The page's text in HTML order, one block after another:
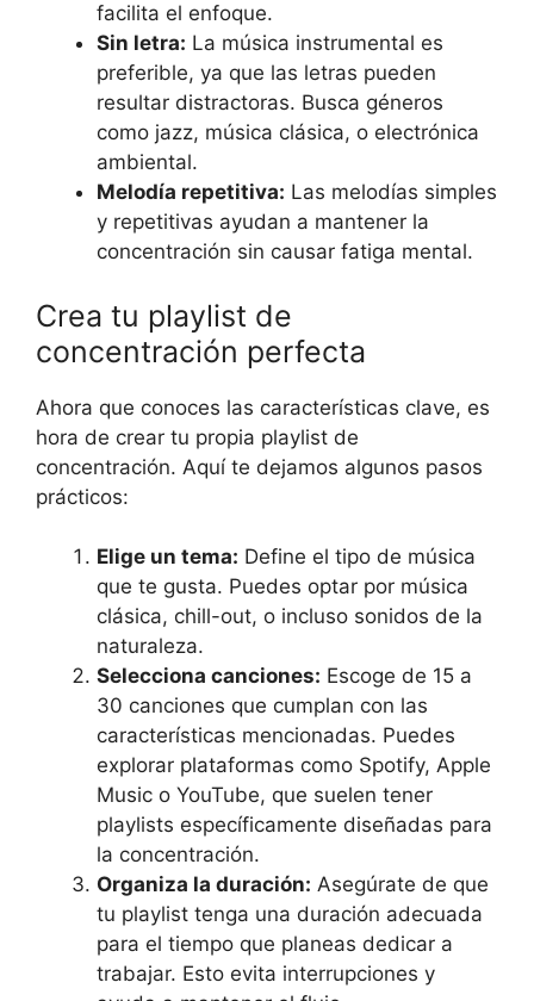
facilita el enfoque.
Sin letra: La música instrumental es
preferible, ya que las letras pueden
resultar distractoras. Busca géneros
como jazz, música clásica, o electrónica
ambiental.
Melodía repetitiva: Las melodías simples
y repetitivas ayudan a mantener la
concentración sin causar fatiga mental.
Crea tu playlist de
concentración perfecta
Ahora que conoces las características clave, es
hora de crear tu propia playlist de
concentración. Aquí te dejamos algunos pasos
prácticos:
Elige un tema: Define el tipo de música
que te gusta. Puedes optar por música
clásica, chill-out, o incluso sonidos de la
naturaleza.
Selecciona canciones: Escoge de 15 a
30 canciones que cumplan con las
características mencionadas. Puedes
explorar plataformas como Spotify, Apple
Music o YouTube, que suelen tener
playlists específicamente diseñadas para
la concentración.
Organiza la duración: Asegúrate de que
tu playlist tenga una duración adecuada
para el tiempo que planeas dedicar a
trabajar. Esto evita interrupciones y